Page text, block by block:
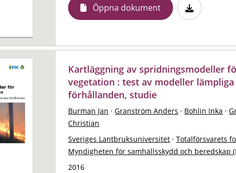
Öppna dokument
Kartläggning av spridningsmodeller
vegetation : test av modeller
förhållanden, studie
Burman Jan · Granström Anders · Bohlin Inka ·
Christian
Sveriges Lantbruksuniversitet · Totalförsvarets
Myndigheten för samhällsskydd och beredskap
2016